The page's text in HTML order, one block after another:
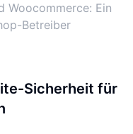
Woocommerce: Ein
Betreiber
Sicherheit für